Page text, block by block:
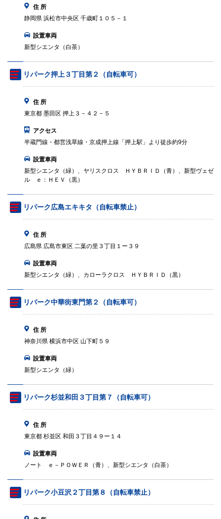
住 所
静岡県 浜松市中央区 千歳町１０５－１
設置車両
新型シエンタ（白茶）
リパーク押上３丁目第２（自転車可）
住 所
東京都 墨田区 押上３－４２－５
アクセス
半蔵門線・都営浅草線・京成押上線「押上駅」より徒歩約9分
設置車両
新型シエンタ（緑）、ヤリスクロス ＨＹＢＲＩＤ（青）、新型ヴェゼ
ル ｅ：ＨＥＶ（黒）
リパーク広島エキキタ（自転車禁止）
住 所
広島県 広島市東区 二葉の里３丁目１ー３９
設置車両
新型シエンタ（緑）、カローラクロス ＨＹＢＲＩＤ（黒）
リパーク中華街東門第２（自転車可）
住 所
神奈川県 横浜市中区 山下町５９
設置車両
新型シエンタ（緑）
リパーク杉並和田３丁目第７（自転車可）
住 所
東京都 杉並区 和田３丁目４９ー１４
設置車両
ノート ｅ－ＰＯＷＥＲ（青）、新型シエンタ（白茶）
リパーク小豆沢２丁目第８（自転車禁止）